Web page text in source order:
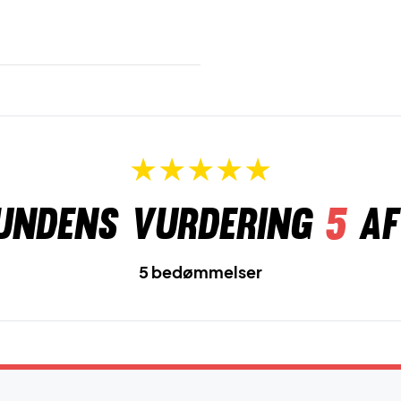
vurdering 5af
5 bedømmelser